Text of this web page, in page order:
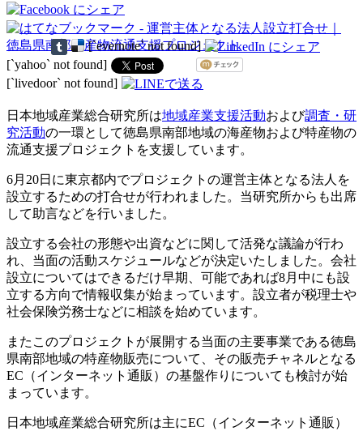
[`evernote` not found]
[`yahoo` not found]
[`livedoor` not found]
日本地域産業総合研究所は地域産業支援活動および調査・研
究活動の一環として徳島県南部地域の海産物および特産物の
流通支援プロジェクトを支援しています。
6月20日に東京都内でプロジェクトの運営主体となる法人を
設立するための打合せが行われました。当研究所からも出席
して助言などを行いました。
設立する会社の形態や出資などに関して活発な議論が行わ
れ、当面の活動スケジュールなどが決定いたしました。会社
設立についてはできるだけ早期、可能であれば8月中にも設
立する方向で情報収集が始まっています。設立者が税理士や
社会保険労務士などに相談を始めています。
またこのプロジェクトが展開する当面の主要事業である徳島
県南部地域の特産物販売について、その販売チャネルとなる
EC（インターネット通販）の基盤作りについても検討が始
まっています。
日本地域産業総合研究所は主にEC（インターネット通販）